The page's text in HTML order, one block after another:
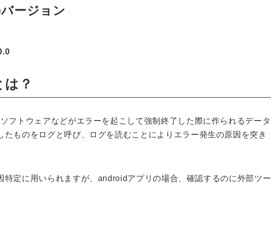
ージョン
？
フトウェアなどがエラーを起こして強制終了した際に作られるデータ
ものをログと呼び、ログを読むことによりエラー発生の原因を突き
特定に用いられますが、androidアプリの場合、確認するのに外部ツー